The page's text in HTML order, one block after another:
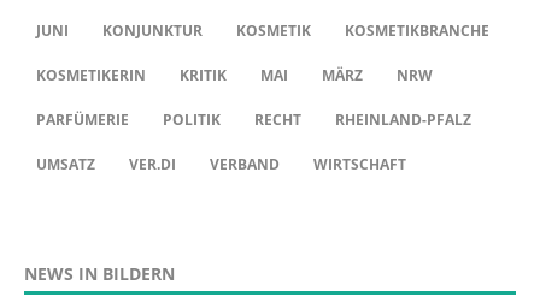
JUNI KONJUNKTUR KOSMETIK KOSMETIKBRANCHE
KOSMETIKERIN KRITIK MAI MÄRZ NRW
PARFÜMERIE POLITIK RECHT RHEINLAND-PFALZ
UMSATZ VER.DI VERBAND WIRTSCHAFT
NEWS IN BILDERN